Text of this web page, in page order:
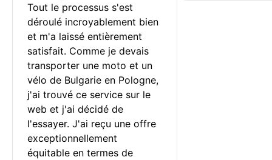
Tout le processus s'est
déroulé incroyablement bien
et m'a laissé entièrement
satisfait. Comme je devais
transporter une moto et un
vélo de Bulgarie en Pologne,
j'ai trouvé ce service sur le
web et j'ai décidé de
l'essayer. J'ai reçu une offre
exceptionnellement
équitable en termes de